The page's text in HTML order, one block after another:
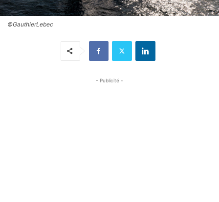
©GauthierLebec
- Publicité -